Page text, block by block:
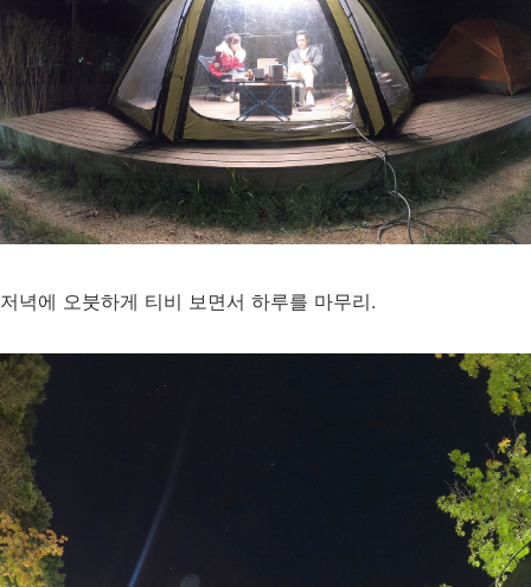
저녁에 오붓하게 티비 보면서 하루를 마무리.